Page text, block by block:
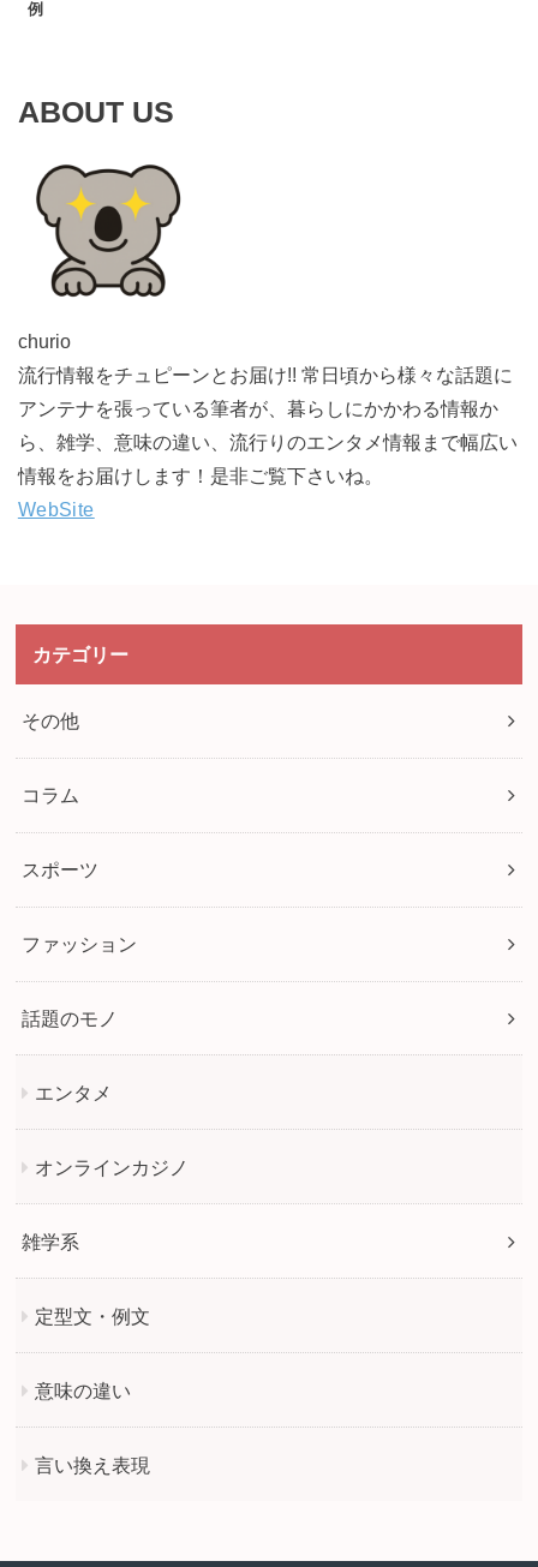
例
ABOUT US
churio
流行情報をチュピーンとお届け!! 常日頃から様々な話題に
アンテナを張っている筆者が、暮らしにかかわる情報か
ら、雑学、意味の違い、流行りのエンタメ情報まで幅広い
情報をお届けします！是非ご覧下さいね。
WebSite
カテゴリー
その他
コラム
スポーツ
ファッション
話題のモノ
エンタメ
オンラインカジノ
雑学系
定型文・例文
意味の違い
言い換え表現